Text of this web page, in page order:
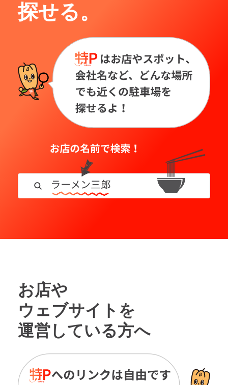
探せる。
お店や
ウェブサイトを
運営している方へ